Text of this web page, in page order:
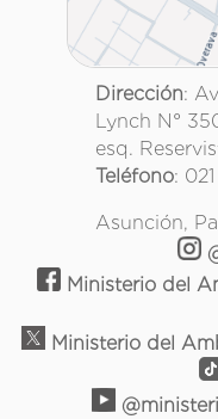
Dirección:
Lynch N°
esq.
Teléfono:
Asunción,
Ministerio del
Ministerio del